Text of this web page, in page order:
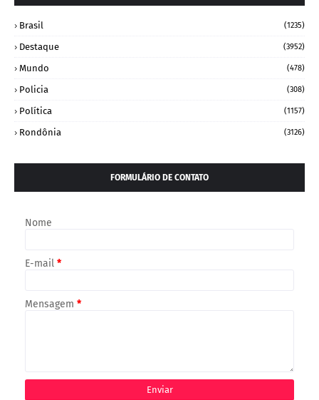
Brasil (1235)
Destaque (3952)
Mundo (478)
Policia (308)
Política (1157)
Rondônia (3126)
FORMULÁRIO DE CONTATO
Nome
E-mail *
Mensagem *